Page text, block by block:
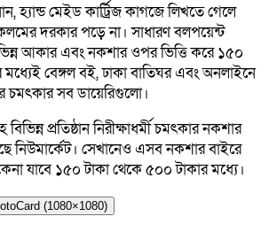
হ্যান্ড মেইড কার্ট্রিজ কাগজে লিখতে গেলে
দরকার পড়ে না। সাধারণ বলপয়েন্ট
আকার এবং নকশার ওপর ভিত্তি করে ১৫০
বেঙ্গল বই, ঢাকা বাতিঘর এবং অনলাইনে
চমৎকার সব ডায়েরিগুলো।
প্রতিষ্ঠান নিরীক্ষাধর্মী চমৎকার নকশার
নিউমার্কেট। সেখানেও এসব নকশার বাইরে
যাবে ১৫০ টাকা থেকে ৫০০ টাকার মধ্যে।
(1080×1080)